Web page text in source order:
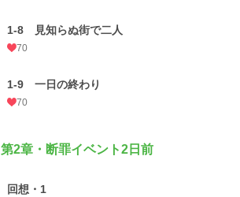
1-8 見知らぬ街で二人
70
1-9 一日の終わり
70
第2章・断罪イベント2日前
回想・1